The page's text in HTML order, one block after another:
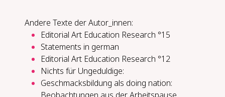
Andere Texte der Autor_innen:
Editorial Art Education Research °15
Statements in german
Editorial Art Education Research °12
Nichts für Un­ge­dul­di­ge:
Ge­schmacks­bil­dung als do­ing na­ti­on: